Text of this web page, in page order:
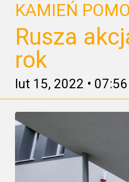
KAMIEŃ
Rusza
rok
lut 15, 2022 • 07:56